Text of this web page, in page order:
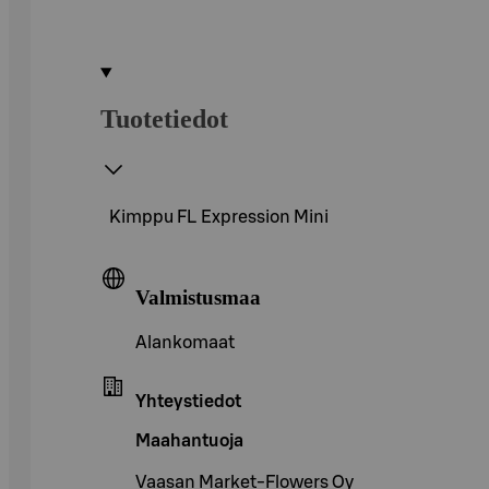
Tuotetiedot
Kimppu FL Expression Mini
Valmistusmaa
Alankomaat
Yhteystiedot
Maahantuoja
Vaasan Market-Flowers Oy